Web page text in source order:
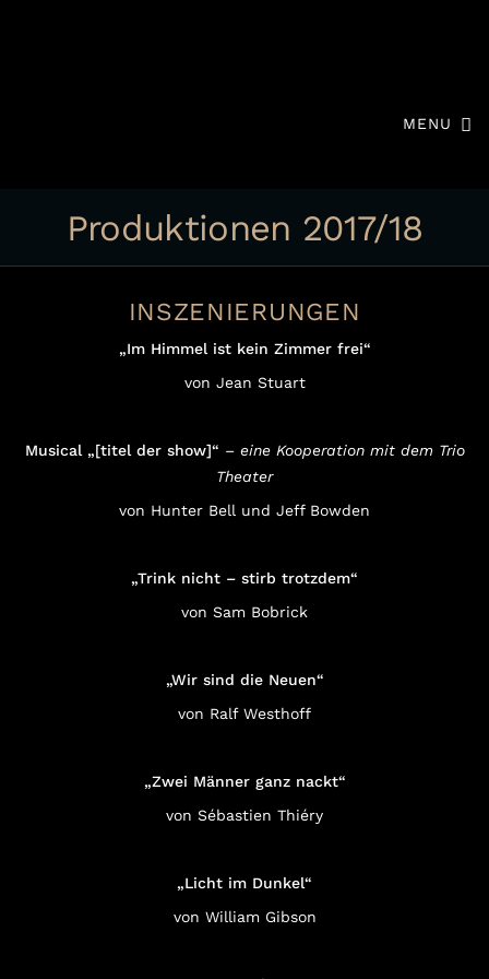
MENU
Produktionen 2017/18
INSZENIERUNGEN
„Im Himmel ist kein Zimmer frei“
von Jean Stuart
Musical „[titel der show]“ – eine Kooperation mit dem Trio
Theater
von Hunter Bell und Jeff Bowden
„Trink nicht – stirb trotzdem“
von Sam Bobrick
„Wir sind die Neuen“
von Ralf Westhoff
„Zwei Männer ganz nackt“
von Sébastien Thiéry
„Licht im Dunkel“
von William Gibson